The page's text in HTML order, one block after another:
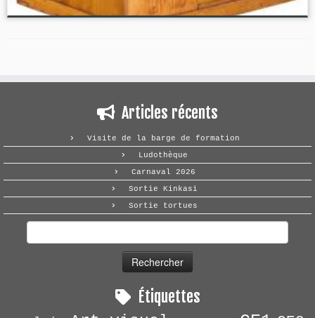
Articles récents
Visite de la barge de formation
Ludothèque
Carnaval 2026
Sortie Kinkasi
Sortie tortues
Étiquettes